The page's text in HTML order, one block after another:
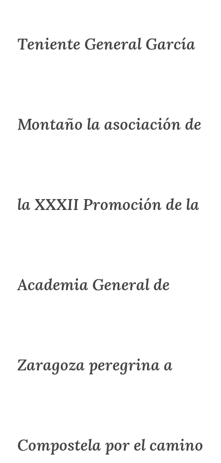
Teniente General García
Montaño la asociación de
la XXXII Promoción de la
Academia General de
Zaragoza peregrina a
Compostela por el camino